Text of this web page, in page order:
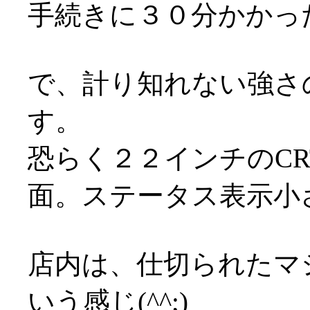
手続きに３０分かか
で、計り知れない強
す。
恐らく２２インチの
面。ステータス表示
店内は、仕切られた
いう感じ(^^;)